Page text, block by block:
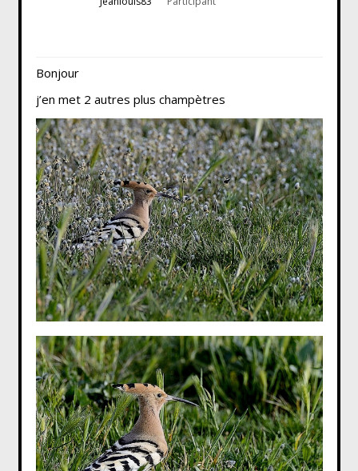
Bonjour
j’en met 2 autres plus champètres